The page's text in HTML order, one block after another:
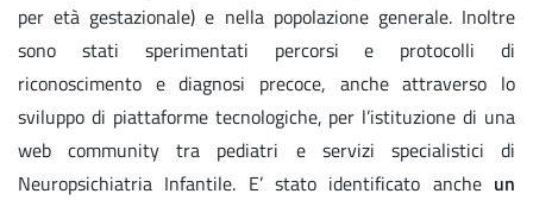
per età gestazionale) e nella popolazione generale. Inoltre
sono stati sperimentati percorsi e protocolli di
riconoscimento e diagnosi precoce, anche attraverso lo
sviluppo di piattaforme tecnologiche, per l’istituzione di una
web community tra pediatri e servizi specialistici di
Neuropsichiatria Infantile. E’ stato identificato anche un